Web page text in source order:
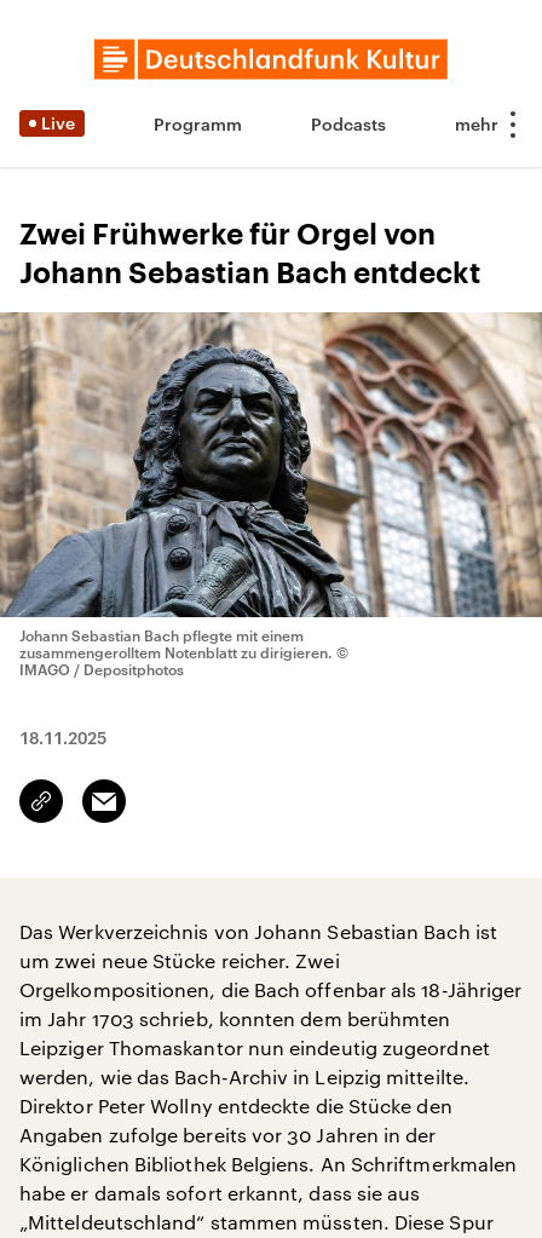
Live Programm Podcasts
Zwei Frühwerke für Orgel von
Johann Sebastian Bach entdeckt
Johann Sebastian Bach pflegte mit einem
zusammengerolltem Notenblatt zu dirigieren. ©
IMAGO / Depositphotos
18.11.2025
Link
kopieren/teilen
Email
Das Werkverzeichnis von Johann Sebastian Bach ist
um zwei neue Stücke reicher. Zwei
Orgelkompositionen, die Bach offenbar als 18-Jähriger
im Jahr 1703 schrieb, konnten dem berühmten
Leipziger Thomaskantor nun eindeutig zugeordnet
werden, wie das Bach-Archiv in Leipzig mitteilte.
Direktor Peter Wollny entdeckte die Stücke den
Angaben zufolge bereits vor 30 Jahren in der
Königlichen Bibliothek Belgiens. An Schriftmerkmalen
habe er damals sofort erkannt, dass sie aus
„Mitteldeutschland“ stammen müssten. Diese Spur